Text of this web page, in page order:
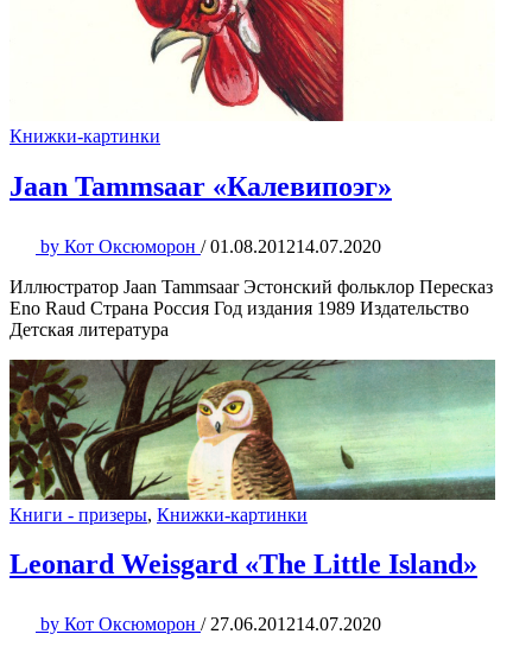
Книжки-картинки
Jaan Tammsaar «Калевипоэг»
by Кот Оксюморон / 01.08.201214.07.2020
Иллюстратор Jaan Tammsaar Эстонский фольклор Пересказ
Eno Raud Страна Россия Год издания 1989 Издательство
Детская литература
Книги - призеры, Книжки-картинки
Leonard Weisgard «The Little Island»
by Кот Оксюморон / 27.06.201214.07.2020